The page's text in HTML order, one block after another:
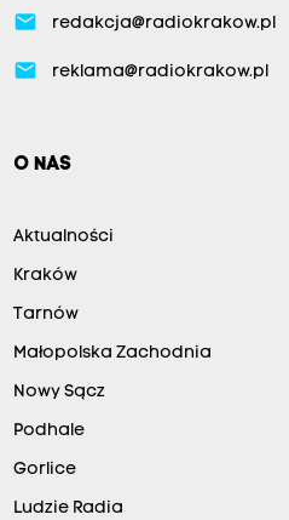
email redakcja@radiokrakow.pl
email reklama@radiokrakow.pl
O NAS
Aktualności
Kraków
Tarnów
Małopolska Zachodnia
Nowy Sącz
Podhale
Gorlice
Ludzie Radia